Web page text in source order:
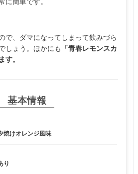
で、ダマになってしまって飲みづら
しょう。ほかにも 「青春レモンスカ
す。
基本情報
焼けオレンジ風味
り